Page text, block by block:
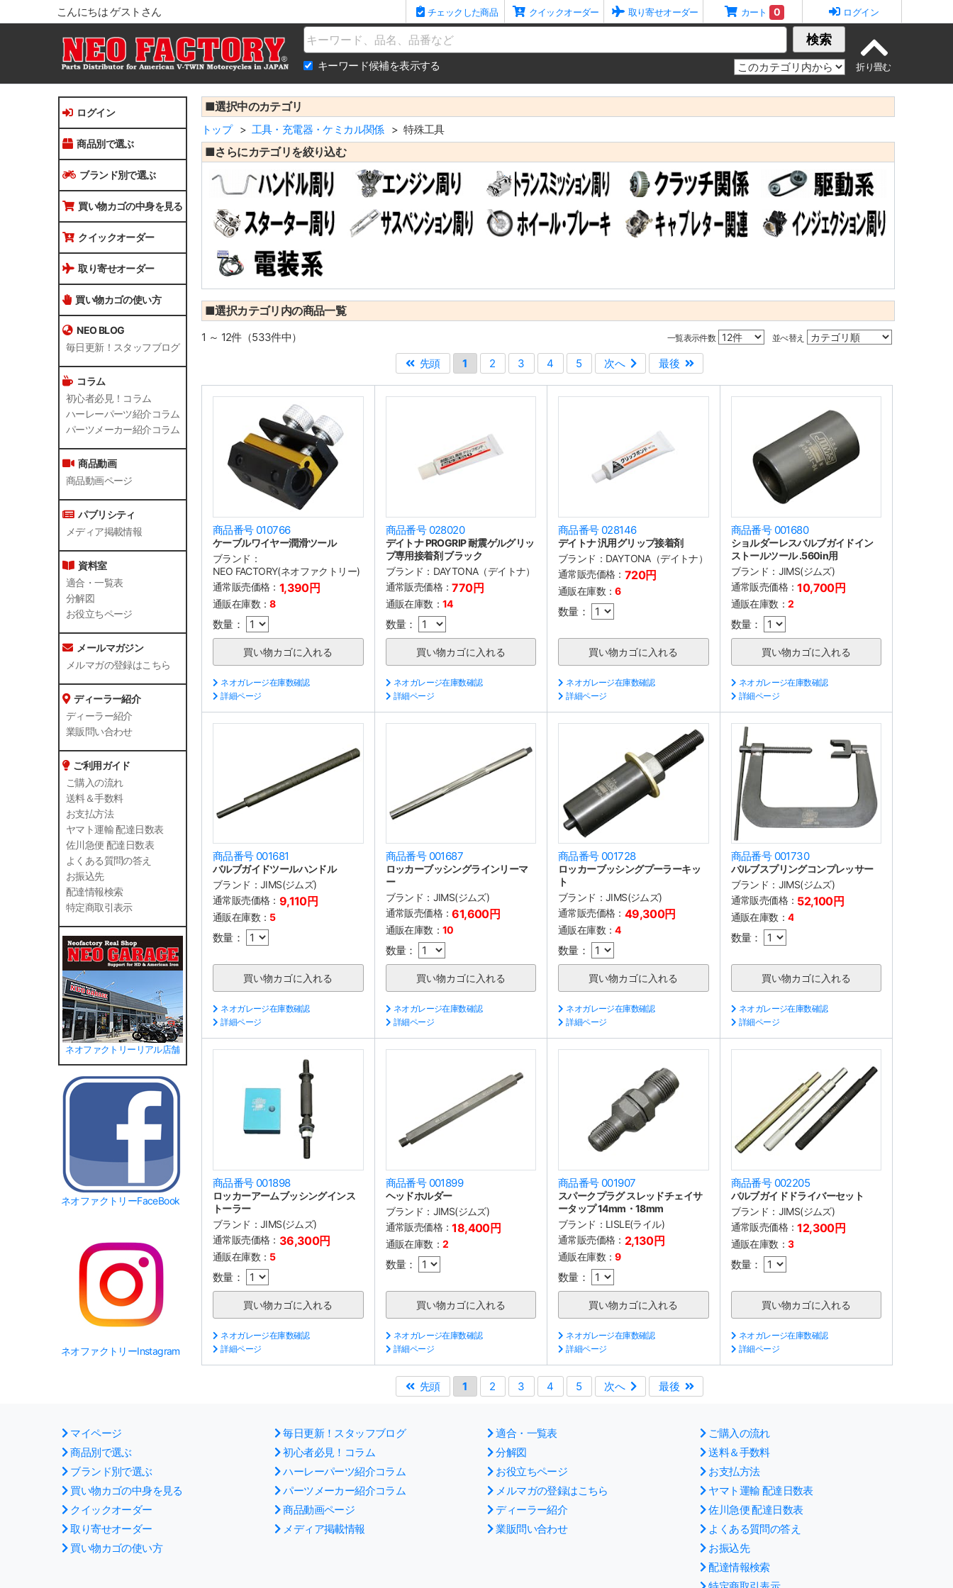
こんにちは ゲストさん チェックした商品 クイックオーダー 取り寄せオーダー カート 0 ログイン
Name 検索
キーワード候補を表示する
ログイン
商品別で選ぶ
ブランド別で選ぶ
買い物カゴの中身を見る
クイックオーダー
取り寄せオーダー
買い物カゴの使い方
NEO BLOG
毎日更新！スタッフブログ
コラム
初心者必見！コラム
ハーレーパーツ紹介コラム
パーツメーカー紹介コラム
商品動画
商品動画ページ
パブリシティ
メディア掲載情報
資料室
適合・一覧表
分解図
お役立ちページ
メールマガジン
メルマガの登録はこちら
ディーラー紹介
ディーラー紹介
業販問い合わせ
ご利用ガイド
ご購入の流れ
送料＆手数料
お支払方法
ヤマト運輸 配達日数表
佐川急便 配達日数表
よくある質問の答え
お振込先
配達情報検索
特定商取引表示
ネオファクトリーリアル店舗
ネオファクトリーFaceBook
ネオファクトリーInstagram
■選択中のカテゴリ
トップ 工具・充電器・ケミカル関係 特殊工具
■さらにカテゴリを絞り込む
■選択カテゴリ内の商品一覧
一覧表示件数 並べ替え
1 ～ 12件（533件中）
先頭
1 2 3 4 5 次へ 最後
商品番号 010766
ケーブルワイヤー潤滑ツール
ブランド：
NEO FACTORY(ネオファクトリー)
通常販売価格： 1,390円
通販在庫数：8
数量：
ネオガレージ在庫数確認
詳細ページ
商品番号 028020
デイトナ PROGRIP 耐震ゲルグリッ
プ専用接着剤 ブラック
ブランド： DAYTONA（デイトナ）
通常販売価格：770円
通販在庫数： 14
数量：
ネオガレージ在庫数確認
詳細ページ
商品番号 028146
デイトナ 汎用グリップ接着剤
ブランド： DAYTONA（デイトナ）
通常販売価格： 720円
通販在庫数：6
数量：
ネオガレージ在庫数確認
詳細ページ
商品番号 001680
ショルダーレスバルブガイドイン
ストールツール .560in用
ブランド： JIMS(ジムズ)
通常販売価格：10,700円
通販在庫数： 2
数量：
ネオガレージ在庫数確認
詳細ページ
商品番号 001681
バルブガイドツールハンドル
ブランド： JIMS(ジムズ)
通常販売価格： 9,110円
通販在庫数： 5
数量：
ネオガレージ在庫数確認
詳細ページ
商品番号 001687
ロッカーブッシングラインリーマ
ー
ブランド： JIMS(ジムズ)
通常販売価格：61,600円
通販在庫数： 10
数量：
ネオガレージ在庫数確認
詳細ページ
商品番号 001728
ロッカーブッシングプーラーキッ
ト
ブランド： JIMS(ジムズ)
通常販売価格： 49,300円
通販在庫数：4
数量：
ネオガレージ在庫数確認
詳細ページ
商品番号 001730
バルブスプリングコンプレッサー
ブランド： JIMS(ジムズ)
通常販売価格： 52,100円
通販在庫数： 4
数量：
ネオガレージ在庫数確認
詳細ページ
商品番号 001898
ロッカーアームブッシングインス
トーラー
ブランド： JIMS(ジムズ)
通常販売価格： 36,300円
通販在庫数： 5
数量：
ネオガレージ在庫数確認
詳細ページ
商品番号 001899
ヘッドホルダー
ブランド： JIMS(ジムズ)
通常販売価格：18,400円
通販在庫数： 2
数量：
ネオガレージ在庫数確認
詳細ページ
商品番号 001907
スパークプラグ スレッドチェイサ
ータップ 14mm・18mm
ブランド： LISLE(ライル)
通常販売価格： 2,130円
通販在庫数：9
数量：
ネオガレージ在庫数確認
詳細ページ
商品番号 002205
バルブガイドドライバーセット
ブランド： JIMS(ジムズ)
通常販売価格：12,300円
通販在庫数： 3
数量：
ネオガレージ在庫数確認
詳細ページ
先頭 1 2 3 4 5 次へ 最後
マイページ
商品別で選ぶ
ブランド別で選ぶ
買い物カゴの中身を見る
クイックオーダー
取り寄せオーダー
買い物カゴの使い方
毎日更新！スタッフブログ
初心者必見！コラム
ハーレーパーツ紹介コラム
パーツメーカー紹介コラム
商品動画ページ
メディア掲載情報
適合・一覧表
分解図
お役立ちページ
メルマガの登録はこちら
ディーラー紹介
業販問い合わせ
ご購入の流れ
送料＆手数料
お支払方法
ヤマト運輸 配達日数表
佐川急便 配達日数表
よくある質問の答え
お振込先
配達情報検索